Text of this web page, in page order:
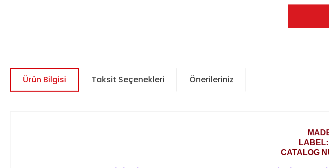
Ürün Bilgisi Taksit Seçenekleri Önerileriniz
CATALOG